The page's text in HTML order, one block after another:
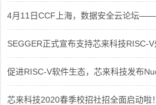
4月11日CCF上海，数据安全云论坛——
SEGGER正式宣布支持芯来科技RISC-
促进RISC-V软件生态，芯来科技发布
芯来科技2020春季校招社招全面启动啦！